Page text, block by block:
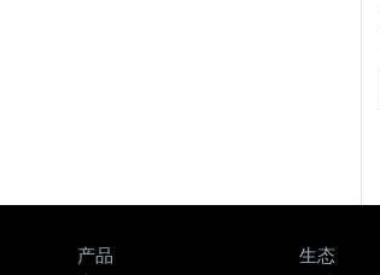
产品 生态